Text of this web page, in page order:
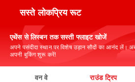
सस्ते लोकप्रिय रूट
एथेंस से लिस्बन तक सस्ती फ्लाइट खोजें
अपने पसंदीदा स्थान पर विशेष उड़ान सौदों का आनंद लें।
अपनी बुकिंग शुरू करें!
वन वे राउंड ट्रिप